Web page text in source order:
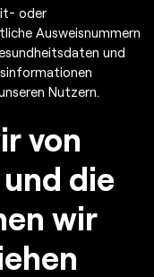
oder
Ausweisnummern
und
Nutzern.
von
die
wir